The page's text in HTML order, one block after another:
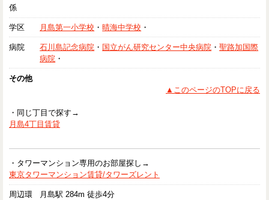
係
学区 月島第一小学校 ・晴海中学校 ・
病院 石川島記念病院 ・ 国立がん研究センター中央病院 ・聖路加国際
病院 ・
その他
▲このページのTOPに戻る
・同じ丁目で探す→
月島4丁目賃貸
・タワーマンション専用のお部屋探し→
東京タワーマンション賃貸/タワーズレント
周辺環
月島駅 284m 徒歩4分